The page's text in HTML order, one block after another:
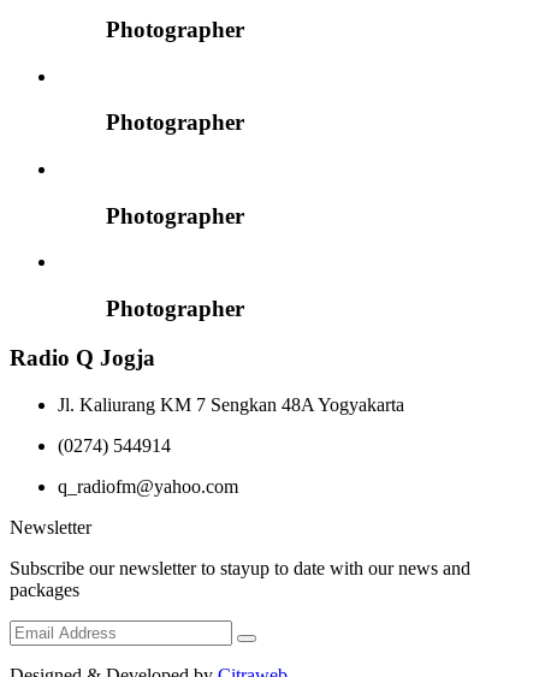
Photographer
Photographer
Photographer
Photographer
Radio Q Jogja
Jl. Kaliurang KM 7 Sengkan 48A Yogyakarta
(0274) 544914
q_radiofm@yahoo.com
Newsletter
Subscribe our newsletter to stayup to date with our news and
packages